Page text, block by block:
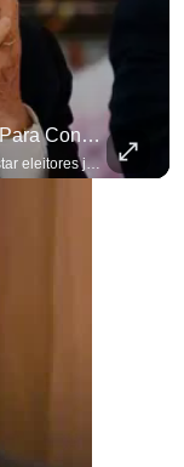
Programas Do Governo Lula Criados Para Conquistar Eleitores Já Não Têm Mais O Mesmo Efeito
Programas do governo Lula criados para conquistar eleitores já não têm o mesmo efeito de campanhas anteriores. #OAntagonista Se você busca informação com credibilidade, inscreva-se agora e ative o